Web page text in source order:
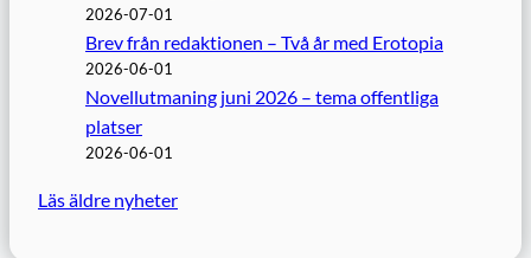
2026-07-01
Brev från redaktionen – Två år med Erotopia
2026-06-01
Novellutmaning juni 2026 – tema offentliga
platser
2026-06-01
Läs äldre nyheter